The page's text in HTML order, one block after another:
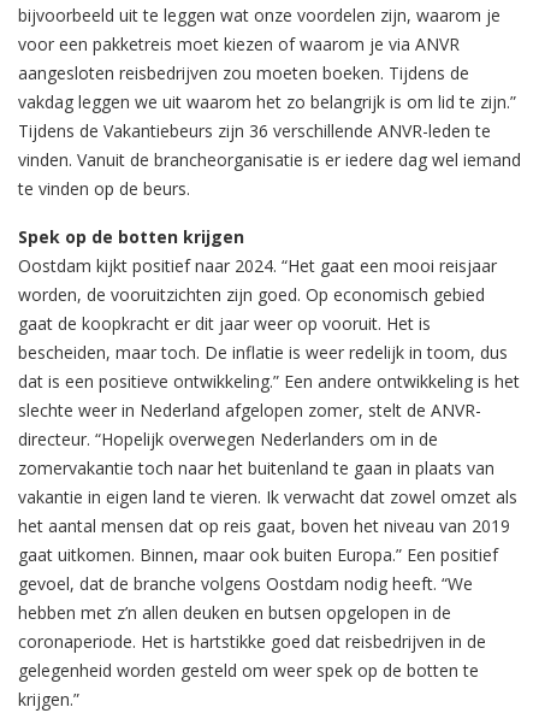
bijvoorbeeld uit te leggen wat onze voordelen zijn, waarom je
voor een pakketreis moet kiezen of waarom je via ANVR
aangesloten reisbedrijven zou moeten boeken. Tijdens de
vakdag leggen we uit waarom het zo belangrijk is om lid te zijn.”
Tijdens de Vakantiebeurs zijn 36 verschillende ANVR-leden te
vinden. Vanuit de brancheorganisatie is er iedere dag wel iemand
te vinden op de beurs.
Spek op de botten krijgen
Oostdam kijkt positief naar 2024. “Het gaat een mooi reisjaar
worden, de vooruitzichten zijn goed. Op economisch gebied
gaat de koopkracht er dit jaar weer op vooruit. Het is
bescheiden, maar toch. De inflatie is weer redelijk in toom, dus
dat is een positieve ontwikkeling.” Een andere ontwikkeling is het
slechte weer in Nederland afgelopen zomer, stelt de ANVR-
directeur. “Hopelijk overwegen Nederlanders om in de
zomervakantie toch naar het buitenland te gaan in plaats van
vakantie in eigen land te vieren. Ik verwacht dat zowel omzet als
het aantal mensen dat op reis gaat, boven het niveau van 2019
gaat uitkomen. Binnen, maar ook buiten Europa.” Een positief
gevoel, dat de branche volgens Oostdam nodig heeft. “We
hebben met z’n allen deuken en butsen opgelopen in de
coronaperiode. Het is hartstikke goed dat reisbedrijven in de
gelegenheid worden gesteld om weer spek op de botten te
krijgen.”